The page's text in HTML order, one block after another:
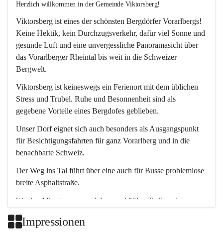
Herzlich willkommen in der Gemeinde Viktorsberg!
Viktorsberg ist eines der schönsten Bergdörfer Vorarlbergs!
Keine Hektik, kein Durchzugsverkehr, dafür viel Sonne und
gesunde Luft und eine unvergessliche Panoramasicht über
das Vorarlberger Rheintal bis weit in die Schweizer
Bergwelt.
Viktorsberg ist keineswegs ein Ferienort mit dem üblichen
Stress und Trubel. Ruhe und Besonnenheit sind als
gegebene Vorteile eines Bergdofes geblieben.
Unser Dorf eignet sich auch besonders als Ausgangspunkt
für Besichtigungsfahrten für ganz Vorarlberg und in die
benachbarte Schweiz.
Der Weg ins Tal führt über eine auch für Busse problemlose
breite Asphaltstraße.
Wenige Minuten nur, und das geschäftige Treiben der
Impressionen